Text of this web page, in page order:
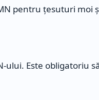
pentru țesuturi moi
ului. Este obligatoriu